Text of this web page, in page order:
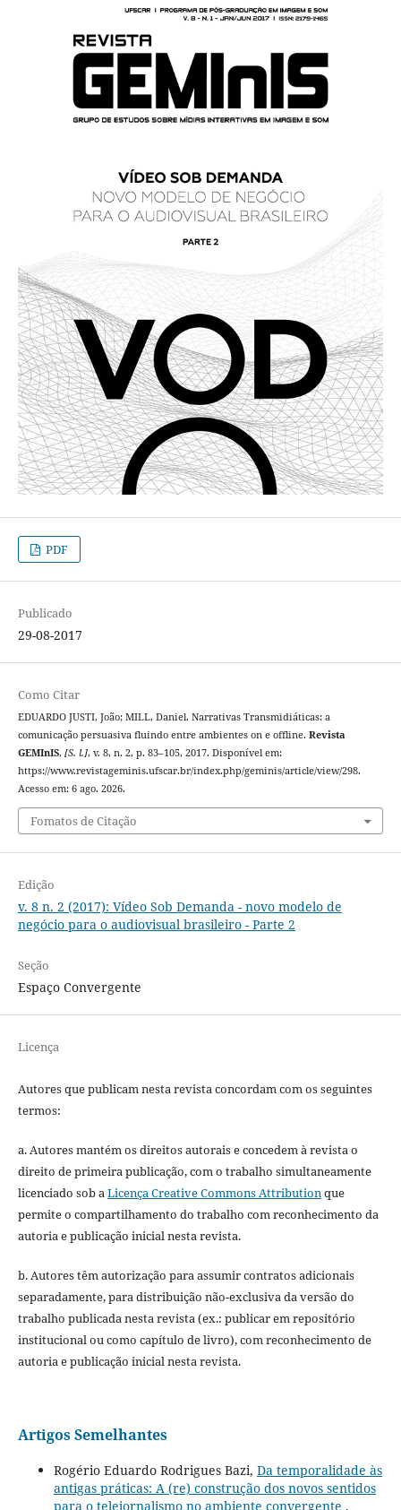
PDF
Publicado
29-08-2017
Como Citar
EDUARDO JUSTI, João; MILL, Daniel. Narrativas Transmidiáticas: a
comunicação persuasiva fluindo entre ambientes on e offline. Revista
GEMInIS, [S. l.], v. 8, n. 2, p. 83–105, 2017. Disponível em:
https://www.revistageminis.ufscar.br/index.php/geminis/article/view/298.
Acesso em: 6 ago. 2026.
Fomatos de Citação
Edição
v. 8 n. 2 (2017): Vídeo Sob Demanda - novo modelo de
negócio para o audiovisual brasileiro - Parte 2
Seção
Espaço Convergente
Licença
Autores que publicam nesta revista concordam com os seguintes
termos:
a. Autores mantém os direitos autorais e concedem à revista o
direito de primeira publicação, com o trabalho simultaneamente
licenciado sob aLicença Creative Commons Attributionque
permite o compartilhamento do trabalho com reconhecimento da
autoria e publicação inicial nesta revista.
b. Autores têm autorização para assumir contratos adicionais
separadamente, para distribuição não-exclusiva da versão do
trabalho publicada nesta revista (ex.: publicar em repositório
institucional ou como capítulo de livro), com reconhecimento de
autoria e publicação inicial nesta revista.
Artigos Semelhantes
Rogério Eduardo Rodrigues Bazi, Da temporalidade às
antigas práticas: A (re) construção dos novos sentidos
para o telejornalismo no ambiente convergente ,